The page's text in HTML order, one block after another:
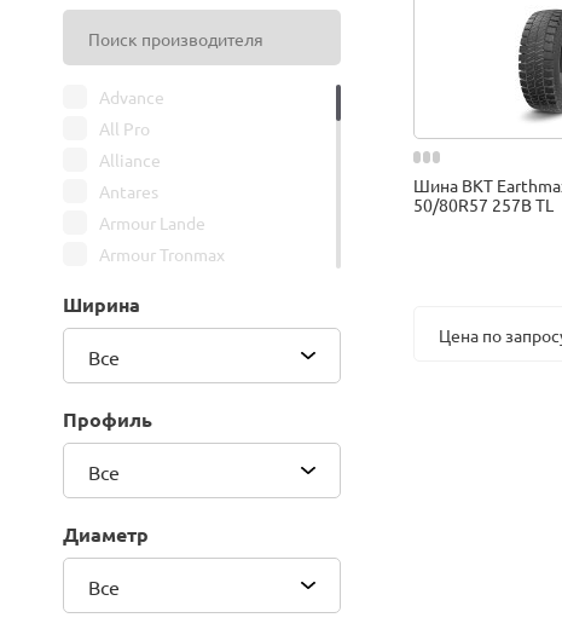
Advance
All Pro
Alliance
Antares
Armour Lande
Armour Tronmax
ATIRE
Bars
Belshina
BFGoodrich
BK Trailer
BKT
Camso (Solideal)
Ширина
Все
Профиль
Все
Диаметр
Все
Шина BKT
50/80R57 257B TL
Цена по